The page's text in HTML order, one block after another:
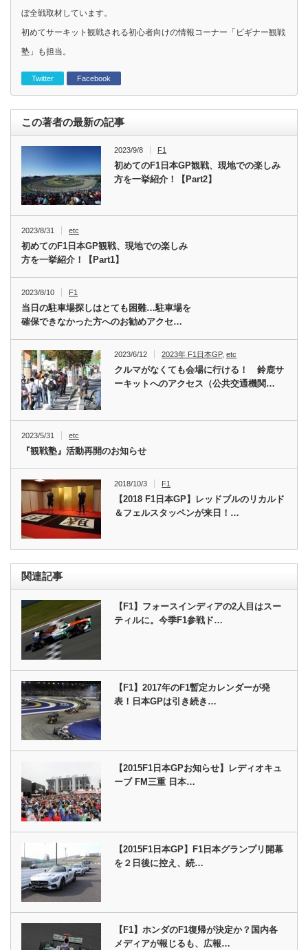
ぼ全戦取材しています。
初めてサーキット観戦される初心者向けの情報コーナー「ビギナー観戦
塾」も担当。
Twitter Facebook
この著者の最新の記事
2023/9/8 F1
初めてのF1日本GP観戦、現地での楽しみ
方を一挙紹介！【Part2】
2023/8/31 etc
初めてのF1日本GP観戦、現地での楽しみ
方を一挙紹介！【Part1】
2023/8/10 F1
当日の駐車場探しはとても困難…駐車場を
確保できなかった方へのお勧めアクセ…
2023/6/12 2023年 F1日本GP,etc
クルマがなくても会場に行ける！ 鈴鹿サ
ーキットへのアクセス（公共交通機関…
2023/5/31 etc
『観戦塾』活動再開のお知らせ
2018/10/3 F1
【2018 F1日本GP】レッドブルのリカルド
＆フェルスタッペンが来日！…
関連記事
【F1】フォースインディアの2人目はスー
ティルに。今季F1参戦ド…
【F1】2017年のF1暫定カレンダーが発
表！日本GPは引き続き…
【2015F1日本GPお知らせ】レディオキュ
ーブ FM三重 日本…
【2015F1日本GP】F1日本グランプリ開幕
を２日後に控え、続…
【F1】ホンダのF1復帰が決定か？国内各
メディアが報じるも、広報…